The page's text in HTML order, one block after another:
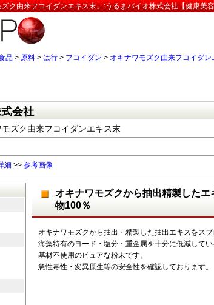
ク由来フコイダンエキス末」:うるまバイオ株式会社【健康美
品 > 原料 > は行 > フコイダン > オキナワモズク由来フコイダン
会社
モズク由来フコイダンエキス末
細 >> 参考画像
オキナワモズクから抽出精製した
物100％
オキナワモズクから抽出・精製した抽出エキスをスプ
海藻特有のヨード・塩分・重金属を十分に低減して
基材不使用のピュアな粉末です。
急性毒性・変異原生等の安全性を確認しております。